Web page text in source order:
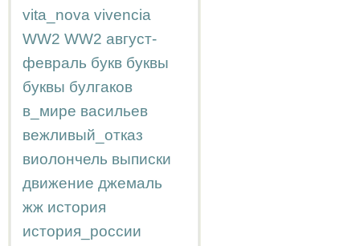
vita_nova vivencia
WW2 WW2 август-
февраль букв буквы
буквы булгаков
в_мире васильев
вежливый_отказ
виолончель выписки
движение джемаль
жж история
история_россии